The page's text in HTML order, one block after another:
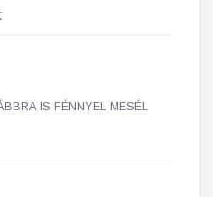
IS FÉNNYEL MESÉL